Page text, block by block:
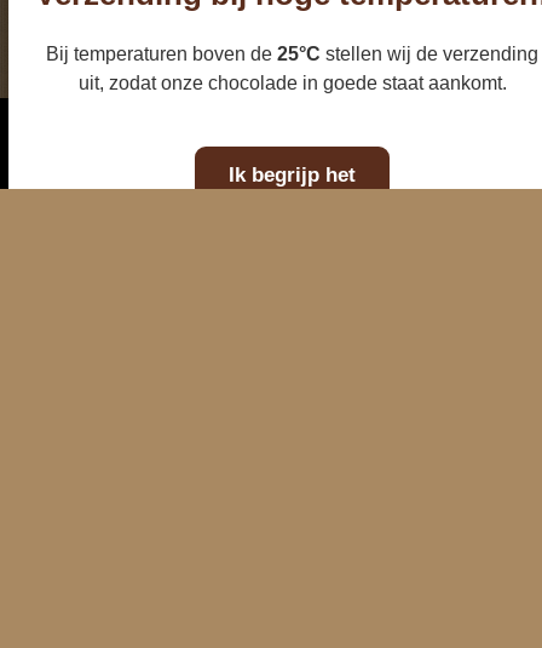
Telefoonnummer Kaart
Bij temperaturen boven de 25°C stellen wij de verzending
uit, zodat onze chocolade in goede staat aankomt.
Ik begrijp het